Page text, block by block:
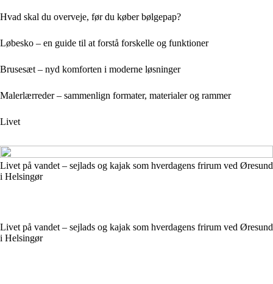
Hvad skal du overveje, før du køber bølgepap?
Løbesko – en guide til at forstå forskelle og funktioner
Brusesæt – nyd komforten i moderne løsninger
Malerlærreder – sammenlign formater, materialer og rammer
Livet
Livet på vandet – sejlads og kajak som hverdagens frirum ved Øresund
i Helsingør
Livet på vandet – sejlads og kajak som hverdagens frirum ved Øresund
i Helsingør